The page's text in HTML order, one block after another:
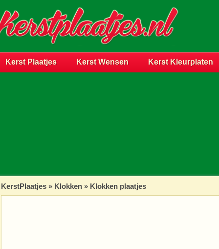
Kerst Plaatjes Kerst Wensen Kerst Kleurplaten
KerstPlaatjes » Klokken » Klokken plaatjes